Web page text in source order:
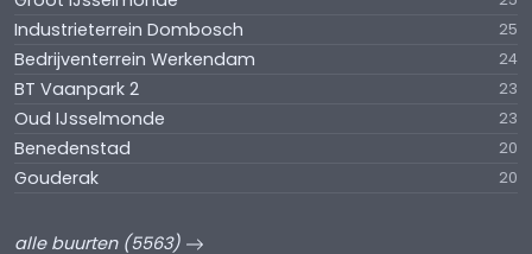
Industrieterrein Dombosch 25
Bedrijventerrein Werkendam 24
BT Vaanpark 2 23
Oud IJsselmonde 23
Benedenstad 20
Gouderak 20
alle buurten (5563)